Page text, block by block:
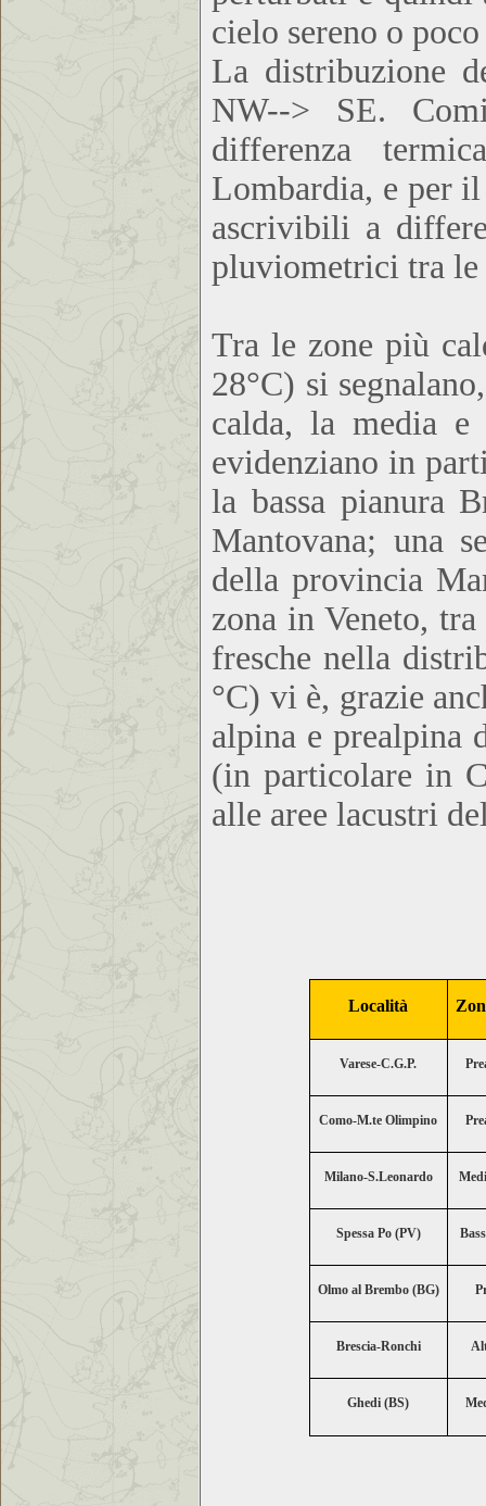
cielo sereno o
La distribuzione
NW--> SE.
differenza
Lombardia, e per
ascrivibili a
pluviometrici tra
Tra le zone più
28°C) si
calda, la media e
evidenziano in
la bassa pianura
Mantovana; una
della provincia
zona in Veneto,
fresche nella
°C) vi è, grazie
alpina e prealpina
(in particolare in
alle aree lacustri
Località
Varese-C.G.P.
Como-M.te Olimpino
Milano-S.Leonardo
Spessa Po (PV)
Olmo al Brembo (BG)
Brescia-Ronchi
Ghedi (BS)